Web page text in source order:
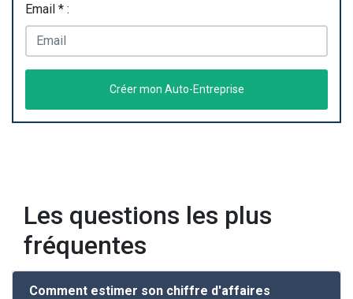
Email * :
Créer mon Auto-Entreprise
Les questions les plus
fréquentes
Comment estimer son chiffre d'affaires